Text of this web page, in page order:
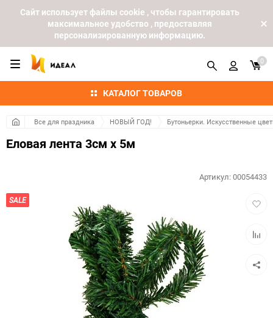
Cайт использует файлы cookie , чтобы гарантировать
максимальное удобство , предоставляя
персонализированную информацию.
КАТАЛОГ ТОВАРОВ
0
Все для праздника НОВЫЙ ГОД! Бутоньерки. Искусственные
Еловая лента 3см х 5м
SALE
Артикул:00054433